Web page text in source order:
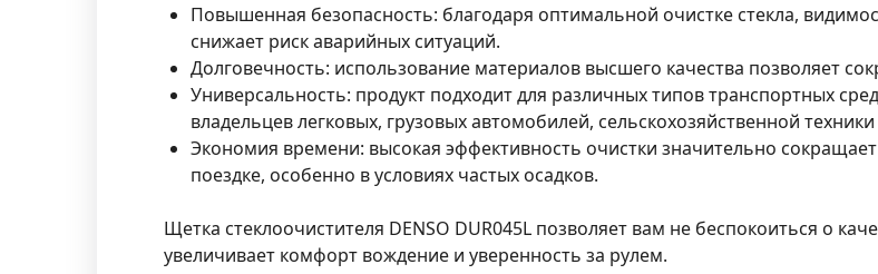
Повышенная безопасность: благодаря оптимальной очистке стекла,
снижает риск аварийных ситуаций.
Долговечность: использование материалов высшего качества позволяет
Универсальность: продукт подходит для различных типов транспортных
владельцев легковых, грузовых автомобилей, сельскохозяйственной
Экономия времени: высокая эффективность очистки значительно
поездке, особенно в условиях частых осадков.
Щетка стеклоочистителя DENSO DUR045L позволяет вам не беспокоиться о
увеличивает комфорт вождение и уверенность за рулем.